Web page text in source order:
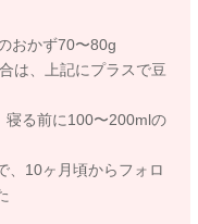
おかず70〜80g
は、上記にプラスで豆
寝る前に100〜200mlの
、10ヶ月頃からフォロ